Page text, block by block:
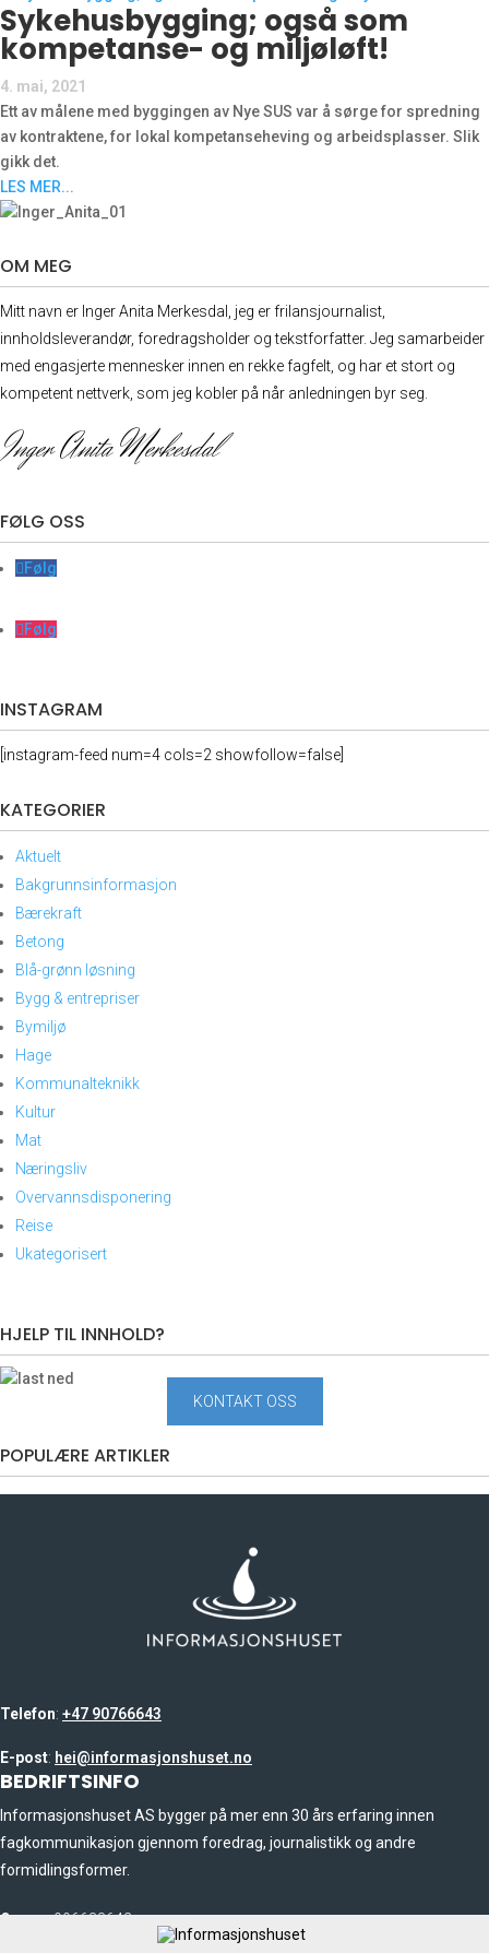
Sykehusbygging; også som
kompetanse- og miljøløft!
4. mai, 2021
Ett av målene med byggingen av Nye SUS var å sørge for spredning
av kontraktene, for lokal kompetanseheving og arbeidsplasser. Slik
gikk det.
LES MER...
OM MEG
Mitt navn er Inger Anita Merkesdal, jeg er frilansjournalist,
innholdsleverandør, foredrags­holder og tekstforfatter. Jeg samarbeider
med engasjerte mennesker innen en rekke fagfelt, og har et stort og
kompetent nettverk, som jeg kobler på når anledningen byr seg.
Inger Anita Merkesdal
FØLG OSS
Følg
Følg
INSTAGRAM
[instagram-feed num=4 cols=2 showfollow=false]
KATEGORIER
Aktuelt
Bakgrunnsinformasjon
Bærekraft
Betong
Blå-grønn løsning
Bygg & entrepriser
Bymiljø
Hage
Kommunalteknikk
Kultur
Mat
Næringsliv
Overvannsdisponering
Reise
Ukategorisert
HJELP TIL INNHOLD?
KONTAKT OSS
POPULÆRE ARTIKLER
Telefon: +47 90766643
E-post: hei@informasjonshuset.no
BEDRIFTSINFO
Informasjonshuset AS bygger på mer enn 30 års erfaring innen
fagkommunikasjon gjennom foredrag, journalistikk og andre
formidlingsformer.
Org.nr: 996638642
OM OSS